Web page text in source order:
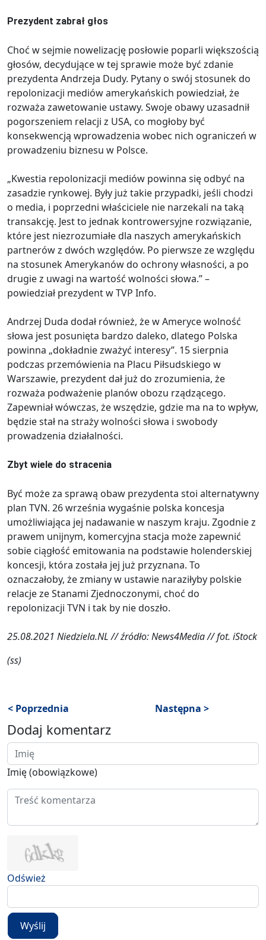
Prezydent zabrał głos
Choć w sejmie nowelizację posłowie poparli większością
głosów, decydujące w tej sprawie może być zdanie
prezydenta Andrzeja Dudy. Pytany o swój stosunek do
repolonizacji mediów amerykańskich powiedział, że
rozważa zawetowanie ustawy. Swoje obawy uzasadnił
pogorszeniem relacji z USA, co mogłoby być
konsekwencją wprowadzenia wobec nich ograniczeń w
prowadzeniu biznesu w Polsce.
„Kwestia repolonizacji mediów powinna się odbyć na
zasadzie rynkowej. Były już takie przypadki, jeśli chodzi
o media, i poprzedni właściciele nie narzekali na taką
transakcję. Jest to jednak kontrowersyjne rozwiązanie,
które jest niezrozumiałe dla naszych amerykańskich
partnerów z dwóch względów. Po pierwsze ze względu
na stosunek Amerykanów do ochrony własności, a po
drugie z uwagi na wartość wolności słowa.” –
powiedział prezydent w TVP Info.
Andrzej Duda dodał również, że w Ameryce wolność
słowa jest posunięta bardzo daleko, dlatego Polska
powinna „dokładnie zważyć interesy”. 15 sierpnia
podczas przemówienia na Placu Piłsudskiego w
Warszawie, prezydent dał już do zrozumienia, że
rozważa podważenie planów obozu rządzącego.
Zapewniał wówczas, że wszędzie, gdzie ma na to wpływ,
będzie stał na straży wolności słowa i swobody
prowadzenia działalności.
Zbyt wiele do stracenia
Być może za sprawą obaw prezydenta stoi alternatywny
plan TVN. 26 września wygaśnie polska koncesja
umożliwiająca jej nadawanie w naszym kraju. Zgodnie z
prawem unijnym, komercyjna stacja może zapewnić
sobie ciągłość emitowania na podstawie holenderskiej
koncesji, która została jej już przyznana. To
oznaczałoby, że zmiany w ustawie naraziłyby polskie
relacje ze Stanami Zjednoczonymi, choć do
repolonizacji TVN i tak by nie doszło.
25.08.2021 Niedziela.NL // źródło: News4Media // fot. iStock
(ss)
< Poprzednia Następna >
Dodaj komentarz
Imię (obowiązkowe)
Odśwież
Wyślij